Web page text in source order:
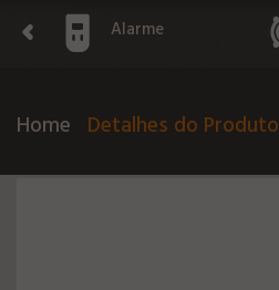
Alarme
Home Detalhes do Produto